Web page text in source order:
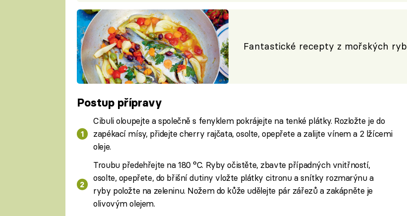
Fantastické recepty z mořských ryb
Postup přípravy
Cibuli oloupejte a společně s fenyklem pokrájejte na tenké plátky. Rozložte je do
zapékací mísy, přidejte cherry rajčata, osolte, opepřete a zalijte vínem a 2 lžícemi
oleje.
Troubu předehřejte na 180 °C. Ryby očistěte, zbavte případných vnitřností,
osolte, opepřete, do břišní dutiny vložte plátky citronu a snítky rozmarýnu a
ryby položte na zeleninu. Nožem do kůže udělejte pár zářezů a zakápněte je
olivovým olejem.